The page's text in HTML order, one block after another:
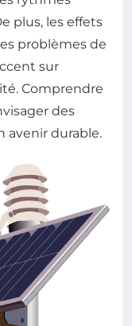
plus, les effets
problèmes de
sur
Comprendre
des
avenir durable.